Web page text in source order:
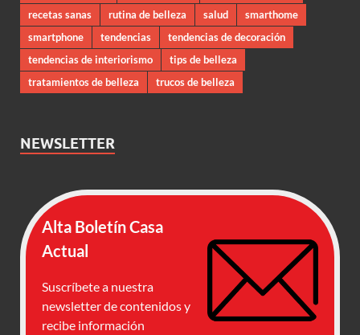
recetas sanas
rutina de belleza salud
smarthome
smartphone
tendencias
tendencias de decoración
tendencias de interiorismo
tips de belleza
tratamientos de belleza
trucos de belleza
NEWSLETTER
Alta Boletín Casa
Actual
Suscríbete a nuestra
newsletter de contenidos y
recibe información